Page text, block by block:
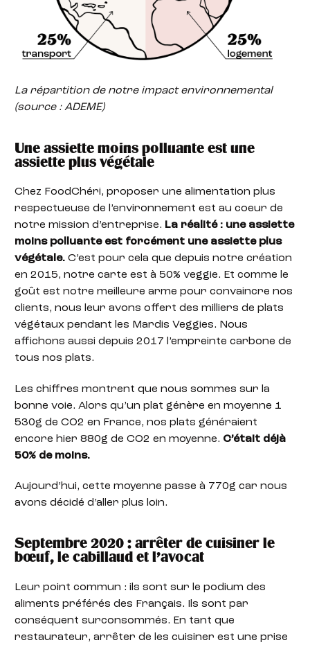
La répartition de notre impact environnemental
(source : ADEME)
Une assiette moins polluante est une
assiette plus végétale
Chez FoodChéri, proposer une alimentation plus
respectueuse de l’environnement est au coeur de
notre mission d’entreprise. La réalité : une assiette
moins polluante est forcément une assiette plus
végétale. C’est pour cela que depuis notre création
en 2015, notre carte est à 50% veggie. Et comme le
goût est notre meilleure arme pour convaincre nos
clients, nous leur avons offert des milliers de plats
végétaux pendant les Mardis Veggies. Nous
affichons aussi depuis 2017 l’empreinte carbone de
tous nos plats.
Les chiffres montrent que nous sommes sur la
bonne voie. Alors qu’un plat génère en moyenne 1
530g de CO2 en France, nos plats généraient
encore hier 880g de CO2 en moyenne. C’était déjà
50% de moins.
Aujourd’hui, cette moyenne passe à 770g car nous
avons décidé d’aller plus loin.
Septembre 2020 : arrêter de cuisiner le
bœuf, le cabillaud et l’avocat
Leur point commun : ils sont sur le podium des
aliments préférés des Français. Ils sont par
conséquent surconsommés. En tant que
restaurateur, arrêter de les cuisiner est une prise